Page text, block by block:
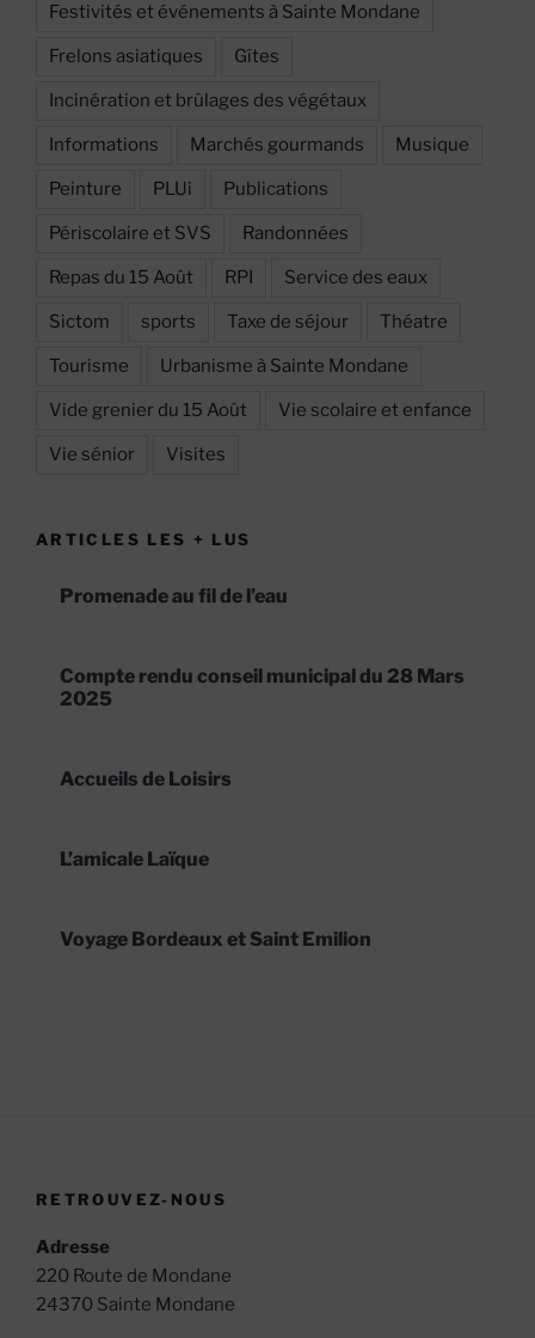
Festivités et événements à Sainte Mondane
Frelons asiatiques Gîtes
Incinération et brûlages des végétaux
Informations Marchés gourmands Musique
Peinture PLUi Publications
Périscolaire et SVS Randonnées
Repas du 15 Août RPI Service des eaux
Sictom sports Taxe de séjour Théatre
Tourisme Urbanisme à Sainte Mondane
Vide grenier du 15 Août Vie scolaire et enfance
Vie sénior Visites
ARTICLES LES + LUS
Promenade au fil de l’eau
Compte rendu conseil municipal du 28 Mars
2025
Accueils de Loisirs
L’amicale Laïque
Voyage Bordeaux et Saint Emilion
RETROUVEZ-NOUS
Adresse
220 Route de Mondane
24370 Sainte Mondane